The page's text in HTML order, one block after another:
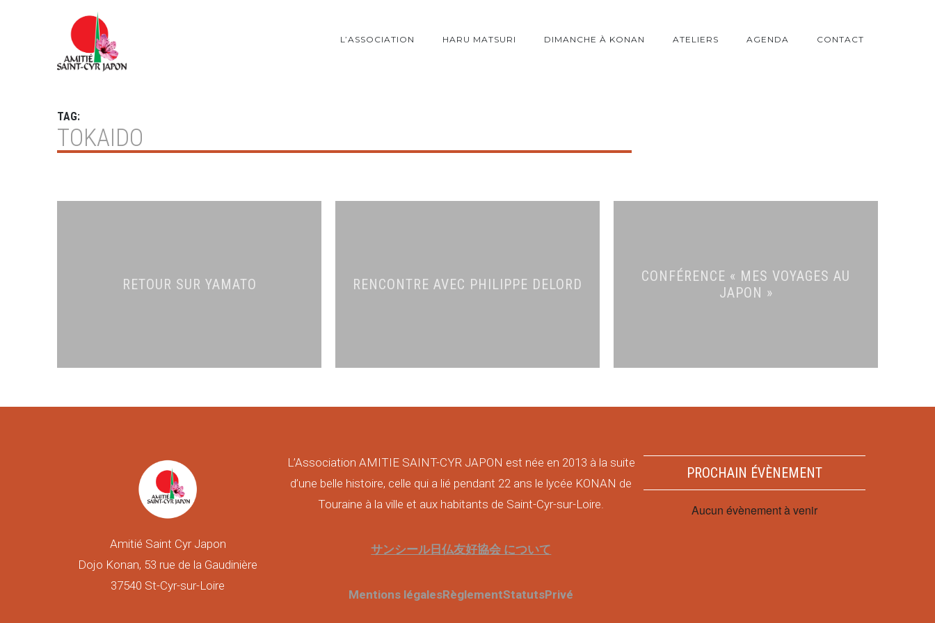
L’ASSOCIATION HARU MATSURI DIMANCHE À KONAN ATELIERS AGENDA CONTACT
TAG:
TOKAIDO
RETOUR SUR YAMATO RENCONTRE AVEC PHILIPPE DELORD
CONFÉRENCE « MES VOYAGES AU
JAPON »
Amitié Saint Cyr Japon
Dojo Konan, 53 rue de la Gaudinière
37540 St-Cyr-sur-Loire
L’Association AMITIE SAINT-CYR JAPON est née en 2013 à la suite
d’une belle histoire, celle qui a lié pendant 22 ans le lycée KONAN de
Touraine à la ville et aux habitants de Saint-Cyr-sur-Loire.
サンシール日仏友好協会 について
Mentions légalesRèglementStatutsPrivé
PROCHAIN ÉVÈNEMENT
Aucun évènement à venir